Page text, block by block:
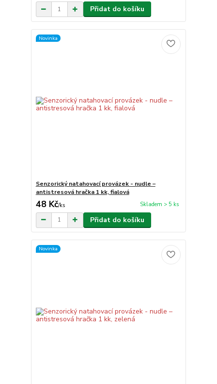
Přidat do košíku
Novinka
Senzorický natahovací provázek - nudle –
antistresová hračka 1 kk, fialová
48 Kč/ks Skladem > 5 ks
Přidat do košíku
Novinka